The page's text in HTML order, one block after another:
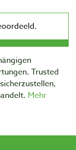
Trusted
Mehr